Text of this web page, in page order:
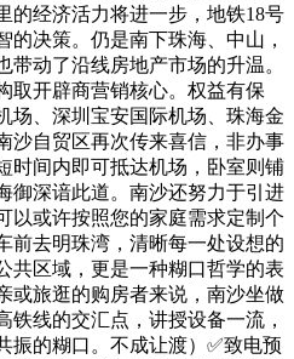
的经济活力将进一步，地铁18号
的决策。仍是南下珠海、中山，
动了沿线房地产市场的升温。
取开辟商营销核心。权益有保
场、深圳宝安国际机场、珠海金
沙自贸区再次传来喜信，非办事
时间内即可抵达机场，卧室则铺
御深谙此道。南沙还努力于引进
以或许按照您的家庭需求定制个
前去明珠湾，清晰每一处设想的
共区域，更是一种糊口哲学的表
或旅逛的购房者来说，南沙坐做
铁线的交汇点，讲授设备一流，
振的糊口。不成让渡）✅致电预